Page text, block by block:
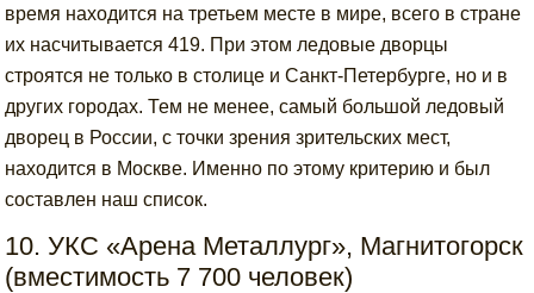
время находится на третьем месте в мире, всего в стране
их насчитывается 419. При этом ледовые дворцы
строятся не только в столице и Санкт-Петербурге, но и в
других городах. Тем не менее, самый большой ледовый
дворец в России, с точки зрения зрительских мест,
находится в Москве. Именно по этому критерию и был
составлен наш список.
10. УКС «Арена Металлург», Магнитогорск
(вместимость 7 700 человек)